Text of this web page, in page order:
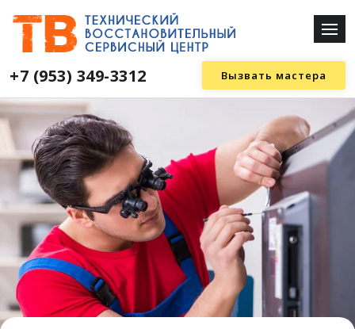
+7 (953) 349-3312 Вызвать мастера